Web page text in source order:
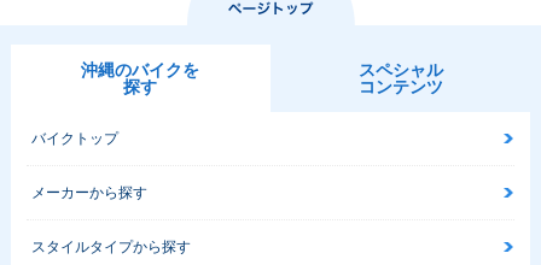
沖縄のバイクを
探す
スペシャル
コンテンツ
バイクトップ
メーカーから探す
スタイルタイプから探す